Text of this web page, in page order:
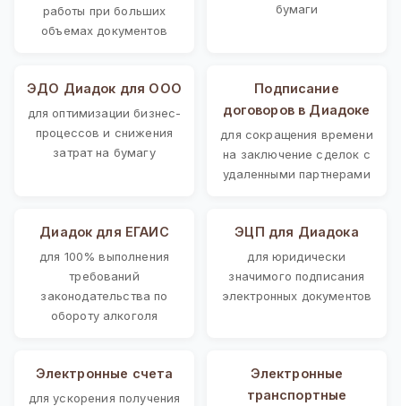
работы при больших
объемах документов
бумаги
ЭДО Диадок для ООО
для оптимизации бизнес-
процессов и снижения
затрат на бумагу
Подписание
договоров в Диадоке
для сокращения времени
на заключение сделок с
удаленными партнерами
Диадок для ЕГАИС
для 100% выполнения
требований
законодательства по
обороту алкоголя
ЭЦП для Диадока
для юридически
значимого подписания
электронных документов
Электронные счета
для ускорения получения
Электронные
транспортные